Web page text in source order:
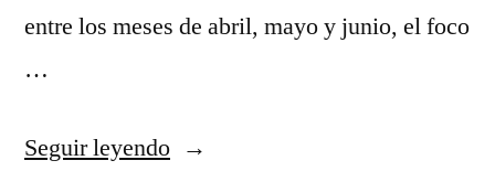
entre los meses de abril, mayo y junio, el foco
…
Seguir leyendo«camiseta